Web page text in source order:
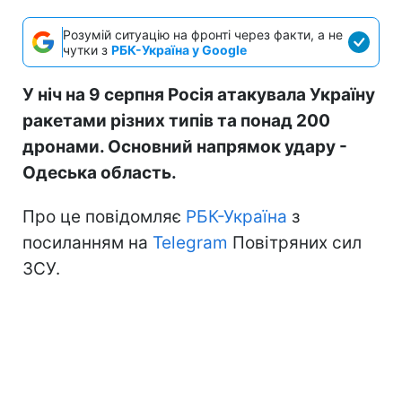
Розумій ситуацію на фронті через факти, а не
чутки з РБК-Україна у Google
У ніч на 9 серпня Росія атакувала Україну
ракетами різних типів та понад 200
дронами. Основний напрямок удару -
Одеська область.
Про це повідомляє РБК-Україна з
посиланням на Telegram Повітряних сил
ЗСУ.